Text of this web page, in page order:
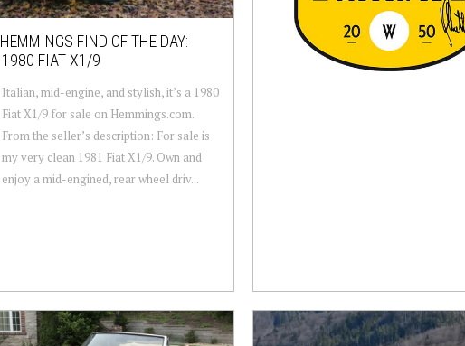
HEMMINGS FIND OF THE DAY:
1980 FIAT X1/9
Italian, mid-engine, and stylish, it’s a 1980
Fiat X1/9 for sale on Hemmings.com.
From the seller’s description: For sale is
my very clean 1981 Fiat X1/9. Own and
enjoy a mid-engined, rear wheel driv...